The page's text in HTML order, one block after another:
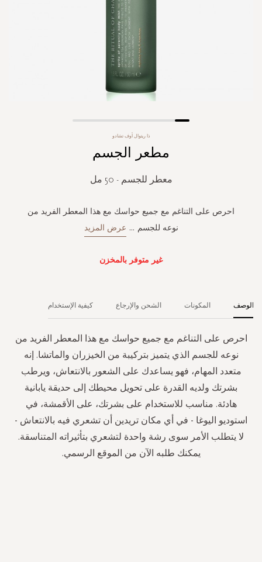
gallery
ذا ريتوال أوف تشادو
مطعر الجسم
معطر للجسم - 50 مل
احرص على التناغم مع جميع حواسك مع هذا المعطر الفريد من
نوعه للجسم ... عرض المزيد
غير متوفر بالمخزن
الوصف
احرص على التناغم مع جميع حواسك مع هذا المعطر الفريد من
نوعه للجسم الذي يتميز بتركيبة من الخيزران والماتشا. إنه
متعدد المهام، فهو يساعدك على الشعور بالانتعاش، ويرطب
بشرتك ولديه القدرة على تحويل محيطك إلى حديقة يابانية
هادئة. مناسب للاستخدام على بشرتك، على الأقمشة، في
استوديو اليوغا - في أي مكان تريدين أن تشعري فيه بالانتعاش -
لا يتطلب الأمر سوى رشة واحدة لتشعري بتأثيراته المتناسقة.
يمكنك طلبه الآن من الموقع الرسمي.
المكونات الشحن والإرجاع كيفية الإستخدام